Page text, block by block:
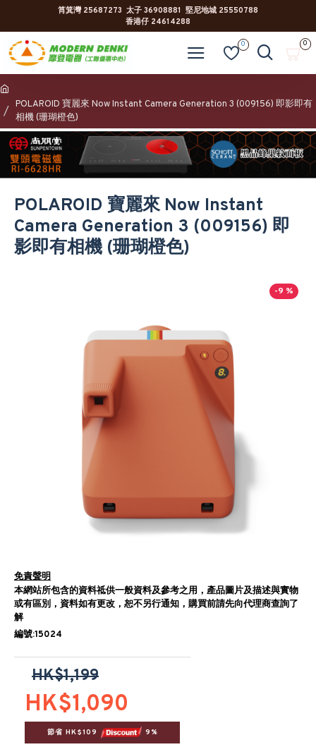
筲箕灣 25687273 太子 36908881 堅尼地城 25550788
香港仔 24614288
0 0
POLAROID 寶麗來 Now Instant Camera Generation 3 (009156) 即影即有
相機 (珊瑚橙色)
POLAROID 寶麗來 Now Instant
Camera Generation 3 (009156) 即
影即有相機 (珊瑚橙色)
-9 %
免責聲明
本網站所包含的資料祗供一般資料及參考之用，產品圖片及描述與實物
或有區別，資料如有更改，恕不另行通知，購買前請先向代理商查詢了
解
編號:15024
HK$1,090
HK$1,199
節省 HK$109 9%